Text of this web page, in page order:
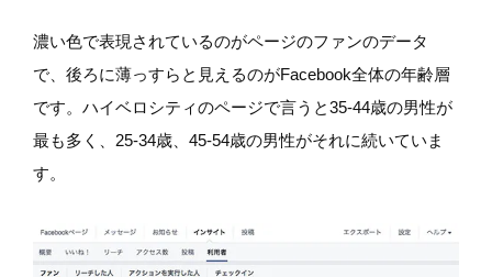
濃い色で表現されているのがページのファンのデータ
で、後ろに薄っすらと見えるのがFacebook全体の年齢層
です。ハイベロシティのページで言うと35-44歳の男性が
最も多く、25-34歳、45-54歳の男性がそれに続いていま
す。